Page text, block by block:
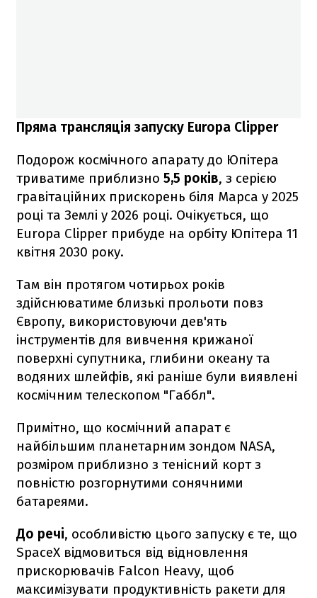
Пряма трансляція запуску Europa Clipper
Подорож космічного апарату до Юпітера
триватиме приблизно 5,5 років, з серією
гравітаційних прискорень біля Марса у 2025
році та Землі у 2026 році. Очікується, що
Europa Clipper прибуде на орбіту Юпітера 11
квітня 2030 року.
Там він протягом чотирьох років
здійснюватиме близькі прольоти повз
Європу, використовуючи дев'ять
інструментів для вивчення крижаної
поверхні супутника, глибини океану та
водяних шлейфів, які раніше були виявлені
космічним телескопом "Габбл".
Примітно, що космічний апарат є
найбільшим планетарним зондом NASA,
розміром приблизно з тенісний корт з
повністю розгорнутими сонячними
батареями.
До речі, особливістю цього запуску є те, що
SpaceX відмовиться від відновлення
прискорювачів Falcon Heavy, щоб
максимізувати продуктивність ракети для